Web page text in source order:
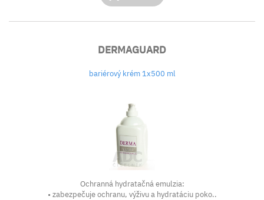
DERMAGUARD
bariérový krém 1x500 ml
Ochranná hydratačná emulzia:
• zabezpečuje ochranu, výživu a hydratáciu poko..